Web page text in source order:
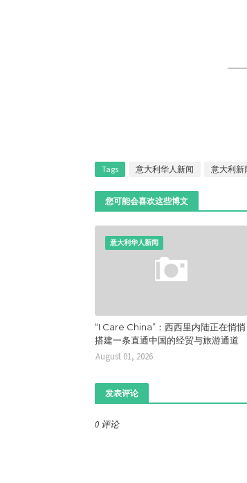
Tags 意大利华人新闻 意大利新
您可能会喜欢这些博文
意大利华人新闻
“I Care China”：西西里内陆正在悄悄
搭建一条直通中国的经贸与旅游通道
August 01, 2026
发表评论
0 评论